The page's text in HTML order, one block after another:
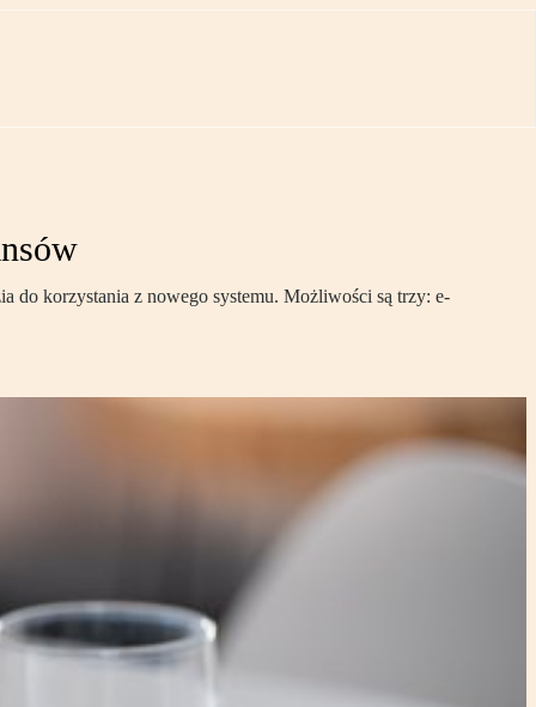
do korzystania z nowego systemu. Możliwości są trzy: e-